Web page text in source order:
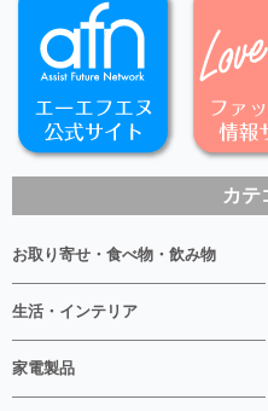
カテ
お取り寄せ・食べ物・飲み物
生活・インテリア
家電製品